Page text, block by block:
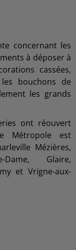
concernant les
à déposer à
cassées,
bouchons de
les grands
ont réouvert
Métropole est
Mézières,
Dame, Glaire,
et Vrigne-aux-